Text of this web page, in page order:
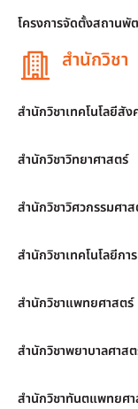
โครงการจัดตั้งสถานพั
สำนักวิชา
สำนักวิชาเทคโนโลยีสัง
สำนักวิชาวิทยาศาสตร์
สำนักวิชาวิศวกรรมศา
สำนักวิชาเทคโนโลยีกา
สำนักวิชาแพทยศาสตร์
สำนักวิชาพยาบาลศาส
สำนักวิชาทันตแพทยศ